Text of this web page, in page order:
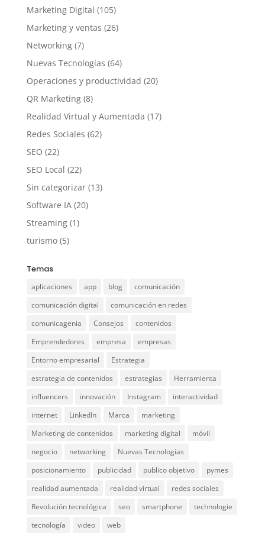
Marketing Digital (105)
Marketing y ventas (26)
Networking(7)
Nuevas Tecnologías (64)
Operaciones y productividad (20)
QR Marketing(8)
Realidad Virtual y Aumentada (17)
Redes Sociales (62)
SEO (22)
SEO Local (22)
Sin categorizar(13)
Software IA(20)
Streaming(1)
turismo(5)
Temas
aplicaciones app blog
comunicación
comunicación digital
comunicación en redes
comunicagenia
Consejos
contenidos
Emprendedores
empresa
empresas
Entorno empresarial
Estrategia
estrategia de contenidos
estrategias
Herramienta
influencers
innovación Instagram
interactividad
internet
LinkedIn Marca
marketing
Marketing de contenidos
marketing digital
móvil
negocio
networking
Nuevas Tecnologías
posicionamiento
publicidad publico objetivo
pymes
realidad aumentada
realidad virtual
redes sociales
Revolución tecnológica
seo smartphone
technologie
tecnología
video web